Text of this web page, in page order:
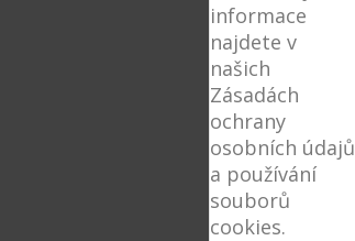
informace
najdete v
našich
Zásadách
ochrany
osobních údajů
a používání
souborů
cookies.